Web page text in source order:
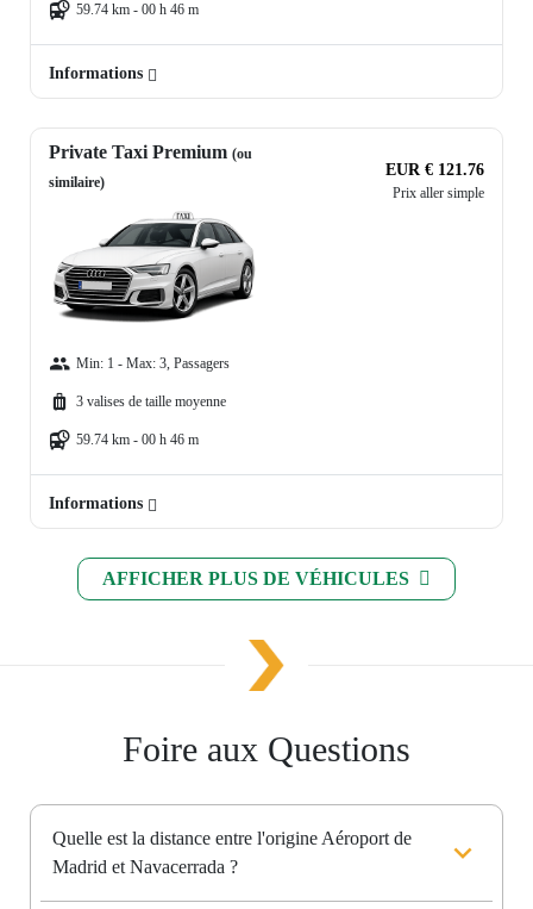
59.74 km - 00 h 46 m
Informations
Private Taxi Premium (ou
similaire)
EUR € 121.76
Prix aller simple
Min: 1 - Max: 3, Passagers
3 valises de taille moyenne
59.74 km - 00 h 46 m
Informations
AFFICHER PLUS DE VÉHICULES
Foire aux Questions
Quelle est la distance entre l'origine Aéroport de
Madrid et Navacerrada ?